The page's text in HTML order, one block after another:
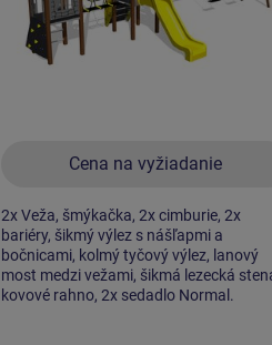
Cena na vyžiadanie
2x Veža, šmýkačka, 2x cimburie, 2x
bariéry, šikmý výlez s nášľapmi a
bočnicami, kolmý tyčový výlez, lanový
most medzi vežami, šikmá lezecká
kovové rahno, 2x sedadlo Normal.